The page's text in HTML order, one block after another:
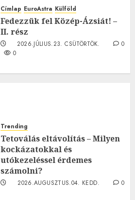
2026.JÚLIUS.23. CSÜTÖRTÖK.
0
Címlap EuroAstra Külföld
Fedezzük fel Közép-Ázsiát! –
II. rész
2026.JÚLIUS.23. CSÜTÖRTÖK.
0
0
Trending
Tetoválás eltávolítás – Milyen
kockázatokkal és
utókezeléssel érdemes
számolni?
2026.AUGUSZTUS.04. KEDD.
0